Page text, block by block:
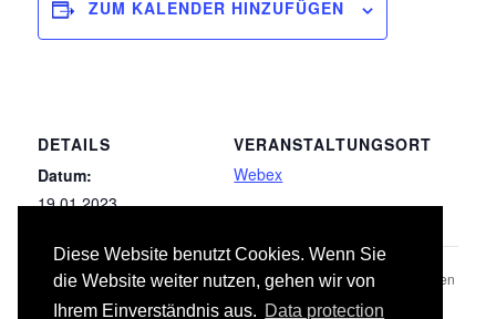
Diese Website benutzt Cookies. Wenn Sie
die Website weiter nutzen, gehen wir von
Ihrem Einverständnis aus. Data protection
ZUM KALENDER HINZUFÜGEN
DETAILS
Datum:
19.01.2023
VERANSTALTUNGSORT
Webex
Google-Karte anzeigen
LB 039 Trockenbauarbeiten LB 051 Kabelleitungstiefbauarbeiten